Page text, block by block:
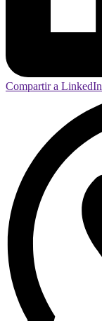
Compartir a LinkedIn